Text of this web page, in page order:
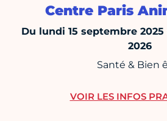
Centre Paris
Du lundi 15 septembre
2026
Santé & Bien
VOIR LES INFOS